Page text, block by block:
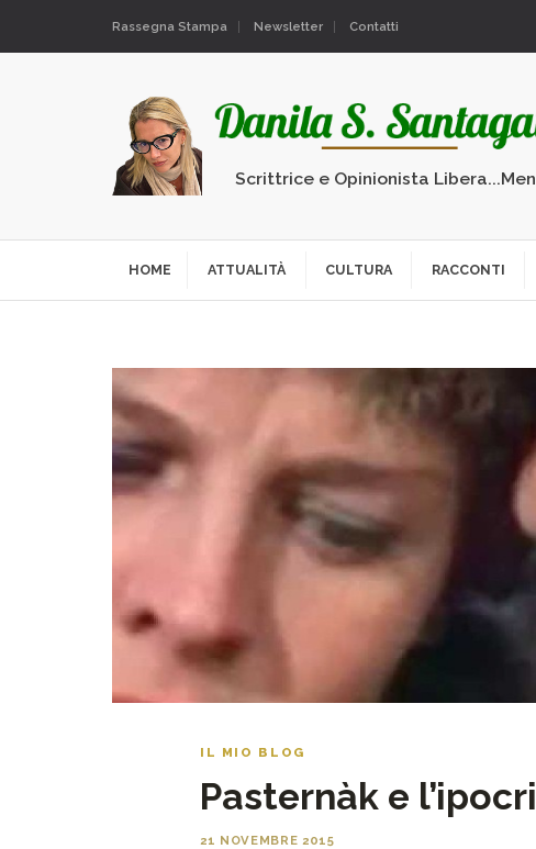
Rassegna Stampa Newsletter Contatti
Scrittrice e Opinionista
HOME ATTUALITÀ CULTURA RACCONTI
IL MIO BLOG
Pasternàk e
21 NOVEMBRE 2015